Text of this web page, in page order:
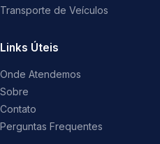
Transporte de Veículos
Links Úteis
Onde Atendemos
Sobre
Contato
Perguntas Frequentes